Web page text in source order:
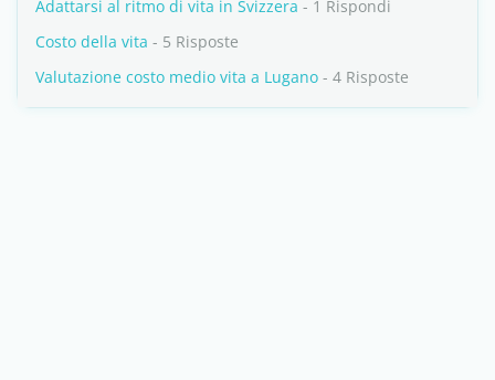
Adattarsi al ritmo di vita in Svizzera - 1 Rispondi
Costo della vita - 5 Risposte
Valutazione costo medio vita a Lugano - 4 Risposte